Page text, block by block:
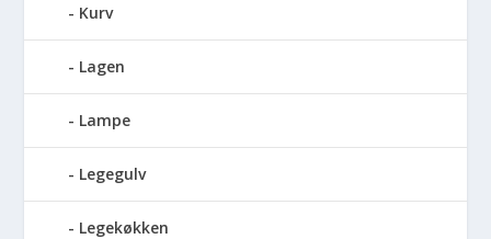
Kurv
Lagen
Lampe
Legegulv
Legekøkken